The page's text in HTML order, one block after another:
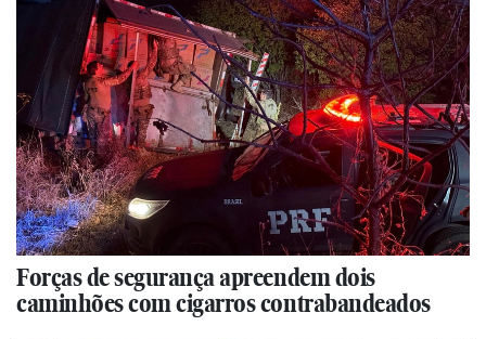
Forças de segurança apreendem dois
caminhões com cigarros contrabandeados